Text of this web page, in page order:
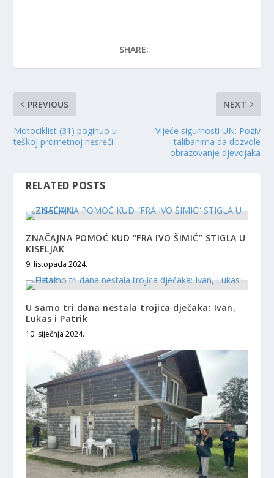
SHARE:
PREVIOUS
Motociklist (31) poginuo u
teškoj prometnoj nesreći
NEXT
Vijeće sigurnosti UN: Poziv
talibanima da dozvole
obrazovanje djevojaka
RELATED POSTS
ZNAČAJNA POMOĆ KUD “FRA IVO ŠIMIĆ” STIGLA U
KISELJAK
9. listopada 2024.
U samo tri dana nestala trojica dječaka: Ivan,
Lukas i Patrik
10. siječnja 2024.